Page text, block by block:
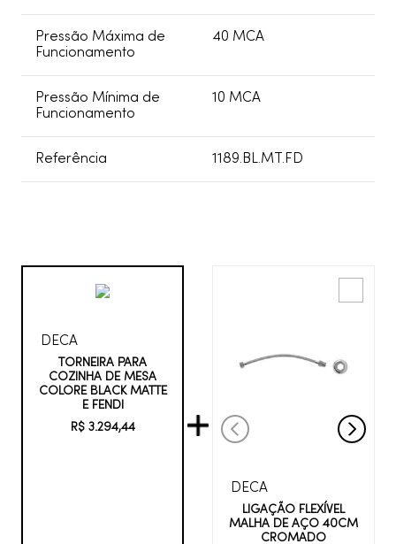
Pressão Máxima de
Funcionamento
40 MCA
Pressão Mínima de
Funcionamento
10 MCA
Referência 1189.BL.MT.FD
DECA
TORNEIRA PARA
COZINHA DE MESA
COLORE BLACK MATTE
E FENDI
R$ 3.294,44
DECA
LIGAÇÃO FLEXÍVEL
MALHA DE AÇO 40CM
CROMADO